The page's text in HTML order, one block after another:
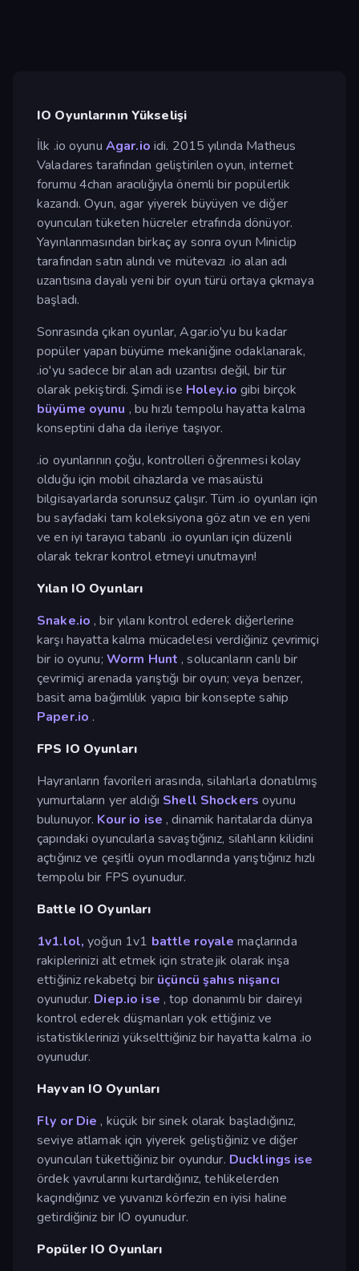
IO Oyunlarının Yükselişi
İlk .io oyunu Agar.io idi. 2015 yılında Matheus
Valadares tarafından geliştirilen oyun, internet
forumu 4chan aracılığıyla önemli bir popülerlik
kazandı. Oyun, agar yiyerek büyüyen ve diğer
oyuncuları tüketen hücreler etrafında dönüyor.
Yayınlanmasından birkaç ay sonra oyun Miniclip
tarafından satın alındı ve mütevazı .io alan adı
uzantısına dayalı yeni bir oyun türü ortaya çıkmaya
başladı.
Sonrasında çıkan oyunlar, Agar.io'yu bu kadar
popüler yapan büyüme mekaniğine odaklanarak,
.io'yu sadece bir alan adı uzantısı değil, bir tür
olarak pekiştirdi. Şimdi ise Holey.io gibi birçok
büyüme oyunu , bu hızlı tempolu hayatta kalma
konseptini daha da ileriye taşıyor.
.io oyunlarının çoğu, kontrolleri öğrenmesi kolay
olduğu için mobil cihazlarda ve masaüstü
bilgisayarlarda sorunsuz çalışır. Tüm .io oyunları için
bu sayfadaki tam koleksiyona göz atın ve en yeni
ve en iyi tarayıcı tabanlı .io oyunları için düzenli
olarak tekrar kontrol etmeyi unutmayın!
Yılan IO Oyunları
Snake.io , bir yılanı kontrol ederek diğerlerine
karşı hayatta kalma mücadelesi verdiğiniz çevrimiçi
bir io oyunu; Worm Hunt , solucanların canlı bir
çevrimiçi arenada yarıştığı bir oyun; veya benzer,
basit ama bağımlılık yapıcı bir konsepte sahip
Paper.io .
FPS IO Oyunları
Hayranların favorileri arasında, silahlarla donatılmış
yumurtaların yer aldığı Shell Shockers oyunu
bulunuyor. Kour io ise , dinamik haritalarda dünya
çapındaki oyuncularla savaştığınız, silahların kilidini
açtığınız ve çeşitli oyun modlarında yarıştığınız hızlı
tempolu bir FPS oyunudur.
Battle IO Oyunları
1v1.lol, yoğun 1v1 battle royale maçlarında
rakiplerinizi alt etmek için stratejik olarak inşa
ettiğiniz rekabetçi bir üçüncü şahıs nişancı
oyunudur. Diep.io ise , top donanımlı bir daireyi
kontrol ederek düşmanları yok ettiğiniz ve
istatistiklerinizi yükselttiğiniz bir hayatta kalma .io
oyunudur.
Hayvan IO Oyunları
Fly or Die , küçük bir sinek olarak başladığınız,
seviye atlamak için yiyerek geliştiğiniz ve diğer
oyuncuları tükettiğiniz bir oyundur. Ducklings ise
ördek yavrularını kurtardığınız, tehlikelerden
kaçındığınız ve yuvanızı körfezin en iyisi haline
getirdiğiniz bir IO oyunudur.
Popüler IO Oyunları